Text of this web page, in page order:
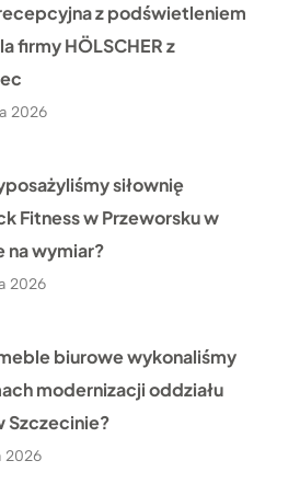
z podświetleniem
firmy HÖLSCHER z
2026
siłownię
Fitness w Przeworsku w
na wymiar?
2026
biurowe wykonaliśmy
modernizacji oddziału
Szczecinie?
2026